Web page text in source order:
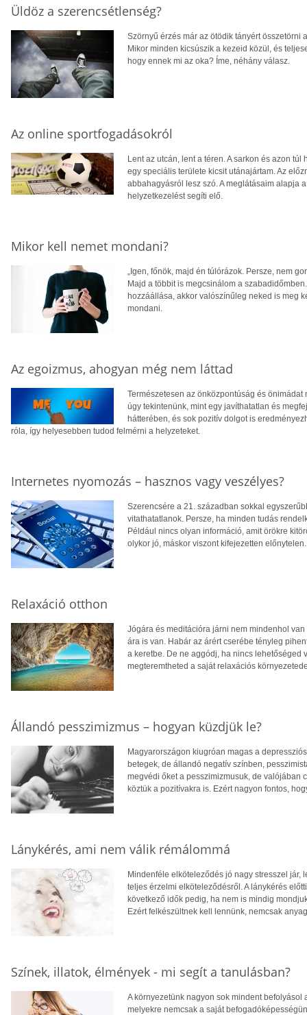
Üldöz a szerencsétlenség?
Szörnyű érzés már az ötödik tányért
Mikor minden kicsúszik a kezeid közül, és
hogy ennek mi az oka? Íme, néhány válasz.
Az online sportfogadásokról
Lent az utcán, lent a téren. A sarkon és azon
egy speciális területe kicsit utánajártam. Az
abbahagyásról lesz szó. A meglátásaim alapja
helyzetkezelést segíti elő.
Mikor kell nemet mondani?
„Igen, főnök, majd én túlórázok. Persze, nem
Majd a többit is megcsinálom a
hozzáállása, akkor valószínűleg neked is meg
mondani.
Az egoizmus, ahogyan még nem láttad
Természetesen az önközpontúság és
úgy tekintenünk, mint egy javíthatatlan és
hátterében, és sok pozitív dolgot is
róla, így helyesebben tudod felmérni a helyzeteket.
Internetes nyomozás – hasznos vagy veszélyes?
Szerencsére a 21. században sokkal
vitathatatlanok. Persze, ha minden tudás
Például nincs olyan információ, amit örökre
olykor jó, máskor viszont kifejezetten előnytelen.
Relaxáció otthon
Jógára és meditációra járni nem mindenhol
ára is van. Habár az árért cserébe tényleg
a keretbe. De ne aggódj, ha nincs
megteremtheted a saját relaxációs
Állandó pesszimizmus – hogyan küzdjük le?
Magyarországon kiugróan magas a
betegek, de állandó negatív színben,
megvédi őket a pesszimizmusuk, de valójában
köztük a pozitívakra is. Ezért nagyon fontos,
Lánykérés, ami nem válik rémálommá
Mindenféle elköteleződés jó nagy stresszel jár,
teljes érzelmi elköteleződésről. A lánykérés
következő idők pedig, ha nem is mindig
Ezért felkészültnek kell lennünk, nemcsak
Színek, illatok, élmények - mi segít a tanulásban?
A környezetünk nagyon sok mindent
melyekre nemcsak a saját